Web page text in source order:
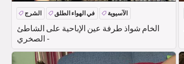
الخام شواذ طرفة عين الإباحية على الشاطئ
الصخري -
الشرج في الهواء الطلق الآسيوية